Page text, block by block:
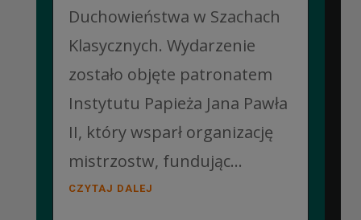
Duchowieństwa w Szachach
Klasycznych. Wydarzenie
zostało objęte patronatem
Instytutu Papieża Jana Pawła
II, który wsparł organizację
mistrzostw, fundując...
CZYTAJ DALEJ